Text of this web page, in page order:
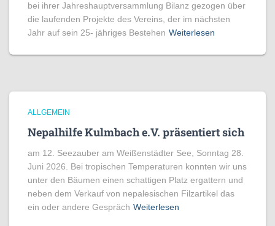
bei ihrer Jahreshauptversammlung Bilanz gezogen über
die laufenden Projekte des Vereins, der im nächsten
Jahr auf sein 25- jähriges Bestehen Weiterlesen
ALLGEMEIN
Nepalhilfe Kulmbach e.V. präsentiert sich
am 12. Seezauber am Weißenstädter See, Sonntag 28.
Juni 2026. Bei tropischen Temperaturen konnten wir uns
unter den Bäumen einen schattigen Platz ergattern und
neben dem Verkauf von nepalesischen Filzartikel das
ein oder andere Gespräch Weiterlesen